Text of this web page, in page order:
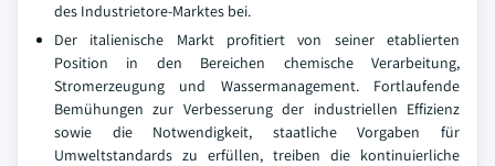
des Industrietore-Marktes bei.
Der italienische Markt profitiert von seiner etablierten
Position in den Bereichen chemische Verarbeitung,
Stromerzeugung und Wassermanagement. Fortlaufende
Bemühungen zur Verbesserung der industriellen Effizienz
sowie die Notwendigkeit, staatliche Vorgaben für
Umweltstandards zu erfüllen, treiben die kontinuierliche